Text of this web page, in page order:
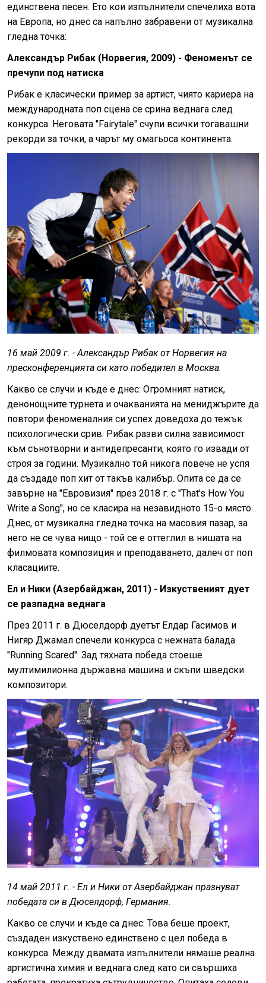
единствена песен. Ето кои изпълнители спечелиха вота
на Европа, но днес са напълно забравени от музикална
гледна точка:
Александър Рибак (Норвегия, 2009) - Феноменът се
пречупи под натиска
Рибак е класически пример за артист, чиято кариера на
международната поп сцена се срина веднага след
конкурса. Неговата "Fairytale" счупи всички тогавашни
рекорди за точки, а чарът му омагьоса континента.
16 май 2009 г. - Александър Рибак от Норвегия на
пресконференцията си като победител в Москва.
Какво се случи и къде е днес: Огромният натиск,
денонощните турнета и очакванията на мениджърите да
повтори феноменалния си успех доведоха до тежък
психологически срив. Рибак разви силна зависимост
към сънотворни и антидепресанти, която го извади от
строя за години. Музикално той никога повече не успя
да създаде поп хит от такъв калибър. Опита се да се
завърне на "Евровизия" през 2018 г. с "That's How You
Write a Song", но се класира на незавидното 15-о място.
Днес, от музикална гледна точка на масовия пазар, за
него не се чува нищо - той се е оттеглил в нишата на
филмовата композиция и преподаването, далеч от поп
класациите.
Ел и Ники (Азербайджан, 2011) - Изкуственият дует
се разпадна веднага
През 2011 г. в Дюселдорф дуетът Елдар Гасимов и
Нигяр Джамал спечели конкурса с нежната балада
"Running Scared". Зад тяхната победа стоеше
мултимилионна държавна машина и скъпи шведски
композитори.
14 май 2011 г. - Ел и Ники от Азербайджан празнуват
победата си в Дюселдорф, Германия.
Какво се случи и къде са днес: Това беше проект,
създаден изкуствено единствено с цел победа в
конкурса. Между двамата изпълнители нямаше реална
артистична химия и веднага след като си свършиха